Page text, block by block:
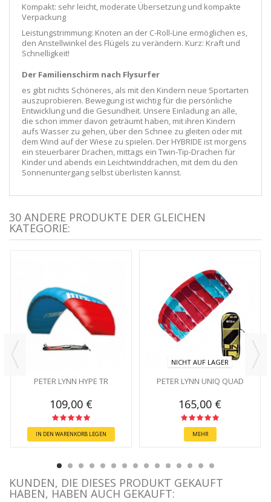
Kompakt: sehr leicht, moderate Übersetzung und kompakte
Verpackung
Leistungstrimmung: Knoten an der C-Roll-Line ermöglichen es,
den Anstellwinkel des Flügels zu verändern. Kurz: Kraft und
Schnelligkeit!
Der Familienschirm nach Flysurfer
es gibt nichts Schöneres, als mit den Kindern neue Sportarten
auszuprobieren. Bewegung ist wichtig für die persönliche
Entwicklung und die Gesundheit. Unsere Einladung an alle,
die schon immer davon geträumt haben, mit ihren Kindern
aufs Wasser zu gehen, über den Schnee zu gleiten oder mit
dem Wind auf der Wiese zu spielen. Der HYBRIDE ist morgens
ein steuerbarer Drachen, mittags ein Twin-Tip-Drachen für
Kinder und abends ein Leichtwinddrachen, mit dem du den
Sonnenuntergang selbst überlisten kannst.
30 ANDERE PRODUKTE DER GLEICHEN
KATEGORIE:
PETER LYNN HYPE TR
109,00 €
IN DEN WARENKORB LEGEN
NICHT AUF LAGER
PETER LYNN UNIQ QUAD
165,00 €
MEHR
KUNDEN, DIE DIESES PRODUKT GEKAUFT
HABEN, HABEN AUCH GEKAUFT: